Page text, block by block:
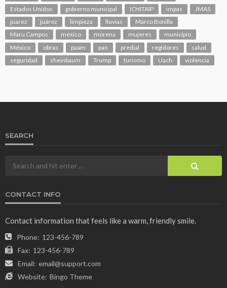
Estados Unidos
gobierno municipal ICHITAIP impas
JMAS
juarez
juárez limpieza lluvias
Marco Bonilla
Maru Campos
mexico morena mujeres
municipio
México
obras paam pan predial regidores
salud
seguridad
sheinbaum Trump turismo Uach violencia
SEARCH
CONTACT INFO
Contact information that feels like a warm, friendly smile.
Phone: 123-456-789
Fax: 123-456-789
Email: email@support.com
Website: Bingo Theme